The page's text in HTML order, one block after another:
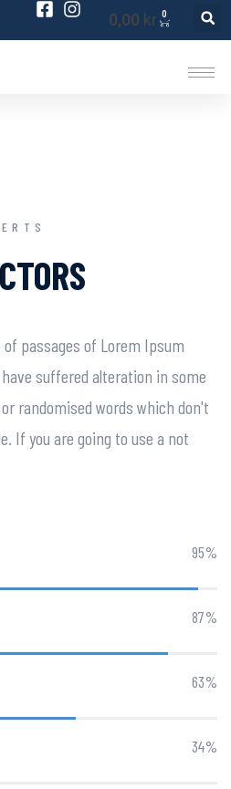
0,00 kr 0
passages of Lorem Ipsum
suffered alteration in some
randomised words which don't
If you are going to use a not
95%
87%
63%
34%